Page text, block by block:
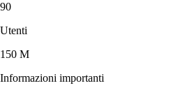
90
Utenti
150 M
Informazioni importanti